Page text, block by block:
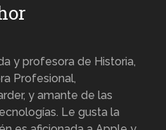
y profesora de Historia,
Profesional,
y amante de las
Le gusta la